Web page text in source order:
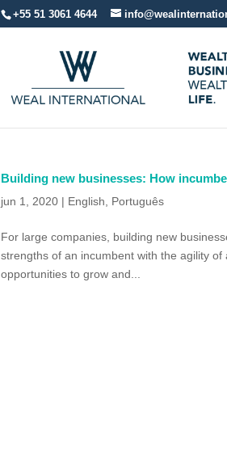
+55 51 3061 4644
Building new businesses: How
jun 1, 2020 | English Português
For large companies, building new
strengths of an incumbent with the agility
opportunities to grow and...